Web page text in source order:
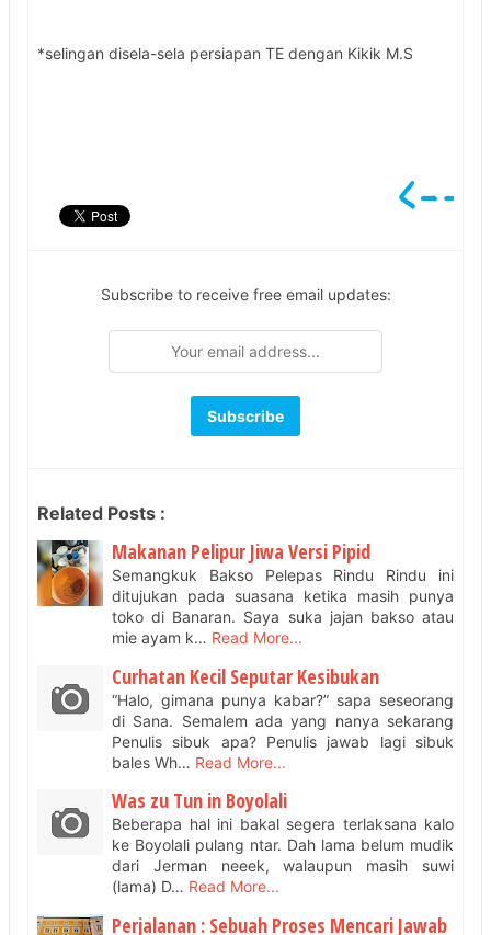
*selingan disela-sela persiapan TE dengan Kikik M.S
Subscribe to receive free email updates:
Related Posts :
Makanan Pelipur Jiwa Versi Pipid
Semangkuk Bakso Pelepas Rindu Rindu ini
ditujukan pada suasana ketika masih punya
toko di Banaran. Saya suka jajan bakso atau
mie ayam k… Read More...
Curhatan Kecil Seputar Kesibukan
“Halo, gimana punya kabar?” sapa seseorang
di Sana. Semalem ada yang nanya sekarang
Penulis sibuk apa? Penulis jawab lagi sibuk
bales Wh… Read More...
Was zu Tun in Boyolali
Beberapa hal ini bakal segera terlaksana kalo
ke Boyolali pulang ntar. Dah lama belum mudik
dari Jerman neeek, walaupun masih suwi
(lama) D… Read More...
Perjalanan : Sebuah Proses Mencari Jawab